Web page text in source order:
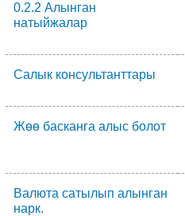
0.2.2 Алынган
натыйжалар
Салык консультанттары
Жөө басканга алыс болот
Валюта сатылып алынган
нарк.